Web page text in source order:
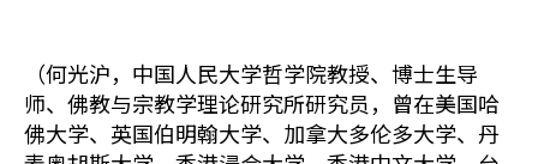
（何光沪，中国人民大学哲学院教授、博士生导
师、佛教与宗教学理论研究所研究员，曾在美国哈
佛大学、英国伯明翰大学、加拿大多伦多大学、丹